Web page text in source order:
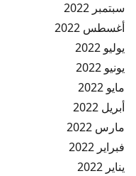
سبتمبر 2022
أغسطس 2022
يوليو 2022
يونيو 2022
مايو 2022
أبريل 2022
مارس 2022
فبراير 2022
يناير 2022